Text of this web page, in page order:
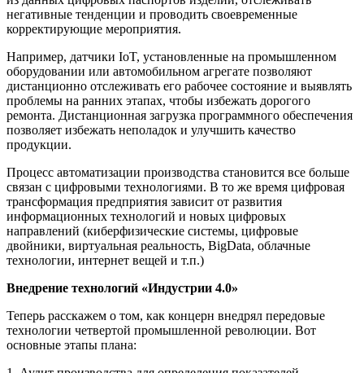
негативные тенденции и проводить своевременные
корректирующие мероприятия.
Например, датчики IoT, установленные на промышленном
оборудовании или автомобильном агрегате позволяют
дистанционно отслеживать его рабочее состояние и выявлять
проблемы на ранних этапах, чтобы избежать дорогого
ремонта. Дистанционная загрузка программного обеспечения
позволяет избежать неполадок и улучшить качество
продукции.
Процесс автоматизации производства становится все больше
связан с цифровыми технологиями. В то же время цифровая
трансформация предприятия зависит от развития
информационных технологий и новых цифровых
направлений (киберфизические системы, цифровые
двойники, виртуальная реальность, BigData, облачные
технологии, интернет вещей и т.п.)
Внедрение технологий «Индустрии 4.0»
Теперь расскажем о том, как концерн внедрял передовые
технологии четвертой промышленной революции. Вот
основные этапы плана: